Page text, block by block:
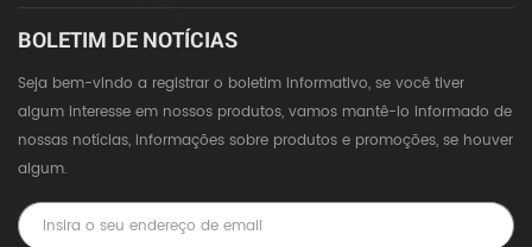
BOLETIM DE NOTÍCIAS
Seja bem-vindo a registrar o boletim informativo, se você tiver
algum interesse em nossos produtos, vamos mantê-lo informado de
nossas notícias, informações sobre produtos e promoções, se houver
algum.